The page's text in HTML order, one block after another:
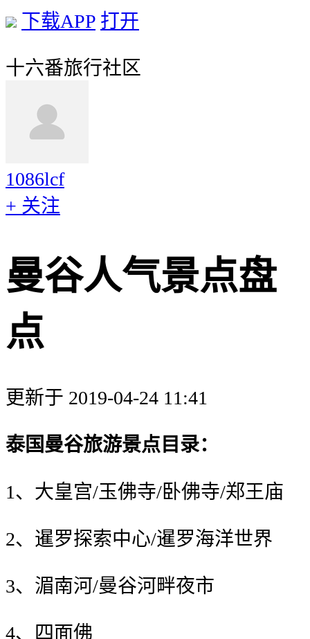
下载APP 打开
十六番旅行社区
1086lcf
+ 关注
曼谷人气景点盘
点
更新于 2019-04-24 11:41
泰国曼谷旅游景点目录：
1、大皇宫/玉佛寺/卧佛寺/郑王庙
2、暹罗探索中心/暹罗海洋世界
3、湄南河/曼谷河畔夜市
4、四面佛